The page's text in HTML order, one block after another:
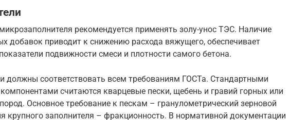
рекомендуется применять золу-унос ТЭС. Наличие
добавок приводит к снижению расхода вяжущего, обеспечивает
подвижности смеси и плотности самого бетона.
должны соответствовать всем требованиям ГОСТа. Стандартными
считаются кварцевые пески, щебень и гравий горных или
Основное требование к пескам – гранулометрический зерновой
крупного заполнителя – фракционность. В нормативной документации